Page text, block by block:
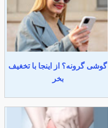
گوشی گرونه؟ از اینجا با تخغیف
بخر